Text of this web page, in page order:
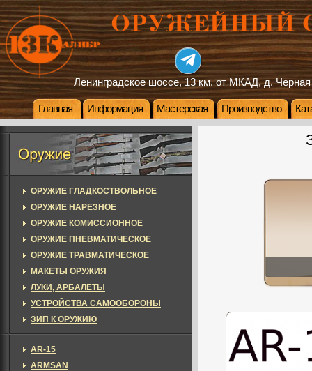
Ленинградское шоссе, 13 км. от МКАД, д. Черная
Главная Информация Мастерская Производство
ОРУЖИЕ ГЛАДКОСТВОЛЬНОЕ
ОРУЖИЕ НАРЕЗНОЕ
ОРУЖИЕ КОМИССИОННОЕ
ОРУЖИЕ ПНЕВМАТИЧЕСКОЕ
ОРУЖИЕ ТРАВМАТИЧЕСКОЕ
МАКЕТЫ ОРУЖИЯ
ЛУКИ, АРБАЛЕТЫ
УСТРОЙСТВА САМООБОРОНЫ
ЗИП К ОРУЖИЮ
AR-15
ARMSAN